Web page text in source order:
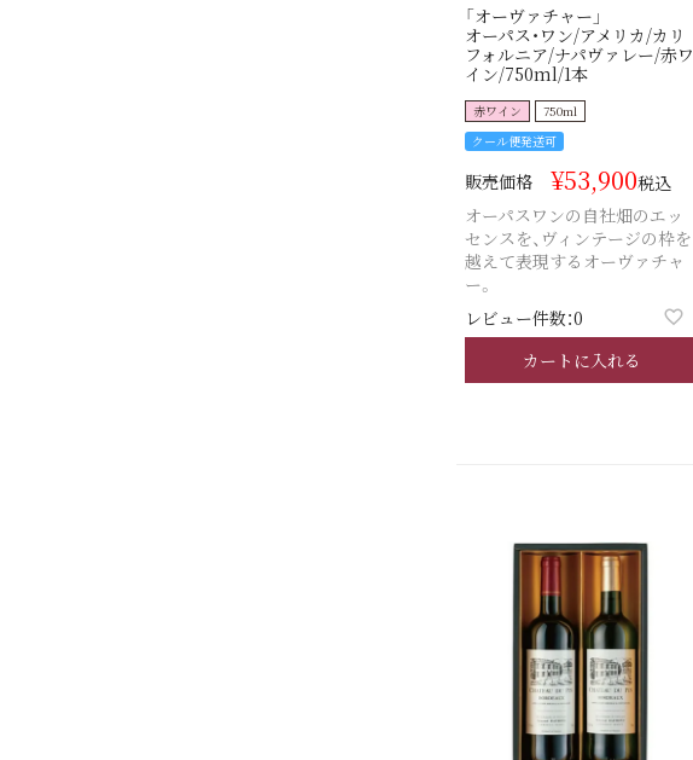
「オーヴァチャー」
オーパス・ワン/アメリカ/カリ
フォルニア/ナパヴァレー/赤ワ
イン/750ml/1本
赤ワイン
750ml
クール便発送可
販売価格 ¥53,900税込
オーパスワンの自社畑のエッ
センスを、ヴィンテージの枠を
越えて表現するオーヴァチャ
ー。
レビュー件数：0
カートに入れる